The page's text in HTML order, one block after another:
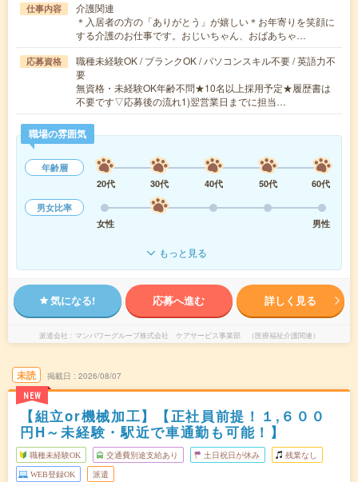
仕事内容
介護関連
＊入居者の方の「ありがとう」が嬉しい＊お年寄りを笑顔に
する介護のお仕事です。おじいちゃん、おばあちゃ…
応募資格
職種未経験OK / ブランクOK / パソコンスキル不要 / 英語力不
要
無資格・未経験OK年齢不問★10名以上採用予定★履歴書は
不要です▽応募後の流れ1)翌営業日までに担当…
職場の雰囲気
年齢層
20代
30代 40代 50代
60代
男女比率
女性
男性
もっと見る
気になる! 応募へ進む 詳しく見る
派遣会社 マンパワーグループ株式会社 ケアサービス事業部 （医療福祉介護関連）
未読
NEW
掲載日 2026/08/07
【組立or機械加工】【正社員前提！１,６００
円H～未経験・駅近で車通勤も可能！】
職種未経験OK 交通費別途支給あり 土日祝日が休み 残業なし
WEB登録OK 派遣